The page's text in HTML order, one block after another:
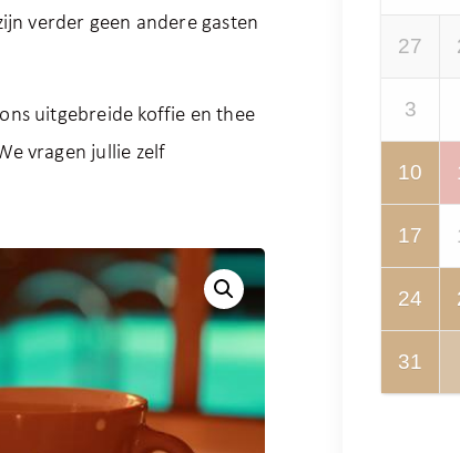
verder geen andere gasten
uitgebreide koffie en thee
vragen jullie zelf
27
3
10
17
24
31